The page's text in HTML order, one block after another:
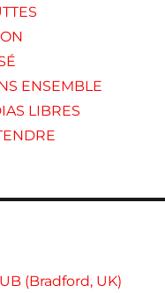
ENSEMBLE
LIBRES
(Bradford, UK)